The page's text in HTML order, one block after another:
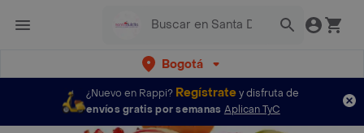
Bogotá
¿Nuevo en Rappi? Regístratey disfruta de
envíos gratis por semanas Aplican TyC